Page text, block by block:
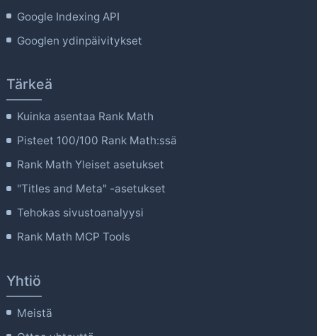
Google Indexing API
Googlen ydinpäivitykset
Tärkeä
Kuinka asentaa Rank Math
Pisteet 100/100 Rank Math:ssä
Rank Math Yleiset asetukset
"Titles and Meta" -asetukset
Tehokas sivustoanalyysi
Rank Math MCP Tools
Yhtiö
Meistä